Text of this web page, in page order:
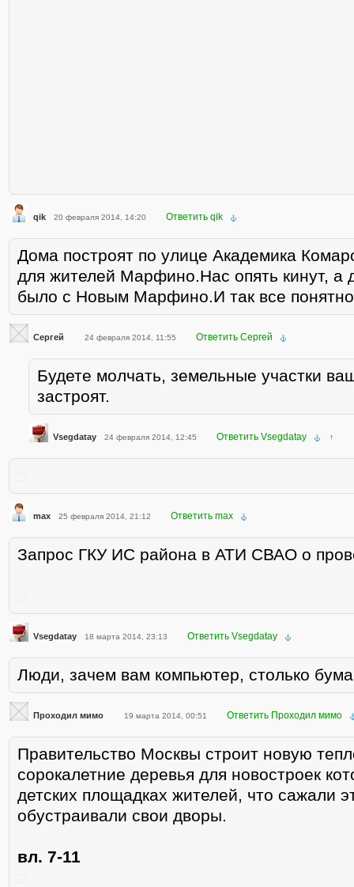
qik 20 февраля 2014, 14:20 Ответить qik
Дома построят по улице Академика
для жителей Марфино.Нас опять кинут, а
было с Новым Марфино.И так все
Сергей 24 февраля 2014, 11:55 Ответить Сергей
Будете молчать, земельные участки
застроят.
Vsegdatay 24 февраля 2014, 12:45 Ответить Vsegdatay ↑
max 25 февраля 2014, 21:12 Ответить max
Запрос ГКУ ИС района в АТИ СВАО о
Vsegdatay 18 марта 2014, 23:13 Ответить Vsegdatay
Люди, зачем вам компьютер, столько
Проходил мимо 19 марта 2014, 00:51 Ответить Проходил мимо
Правительство Москвы строит новую
сорокалетние деревья для новостроек
детских площадках жителей, что сажали
обустраивали свои дворы.
вл. 7-11